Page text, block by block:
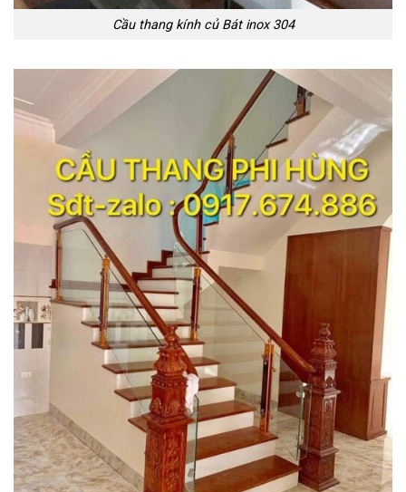
Cầu thang kính củ Bát inox 304